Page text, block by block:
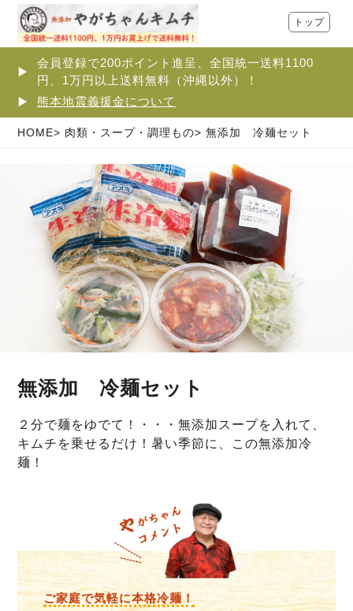
会員登録で200ポイント進呈、全国統一送料1100
円、1万円以上送料無料（沖縄以外）！
熊本地震義援金について
トップ
HOME 肉類・スープ・調理もの 無添加 冷麺セット
無添加 冷麺セット
２分で麺をゆでて！・・・無添加スープを入れて、
キムチを乗せるだけ！暑い季節に、この無添加冷
麺！
ご家庭で気軽に本格冷麺！